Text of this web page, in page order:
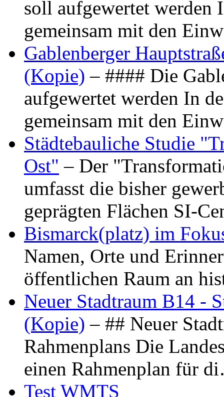
soll aufgewertet werden
gemeinsam mit den
Gablenberger
(Kopie) – #### Die
aufgewertet werden In
gemeinsam mit den
Städtebauliche Studie
Ost" – Der
umfasst die bisher
geprägten Flächen SI-
Bismarck(platz) im
Namen, Orte und
öffentlichen Raum an
Neuer Stadtraum B14 -
(Kopie) – ## Neuer
Rahmenplans Die
einen Rahmenplan für
Test WMTS